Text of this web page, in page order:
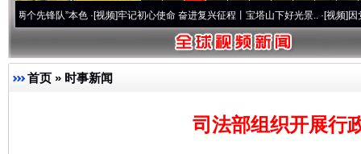
队”本色·[视频]牢记初心使命 奋进复兴征程丨宝塔山下好光景..·[视频]因党而生 为
首页 » 时事新闻
司法部组织开展行